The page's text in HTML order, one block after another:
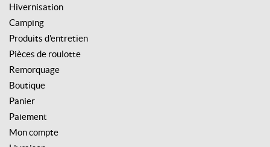
Hivernisation
Camping
Produits d'entretien
Pièces de roulotte
Remorquage
Boutique
Panier
Paiement
Mon compte